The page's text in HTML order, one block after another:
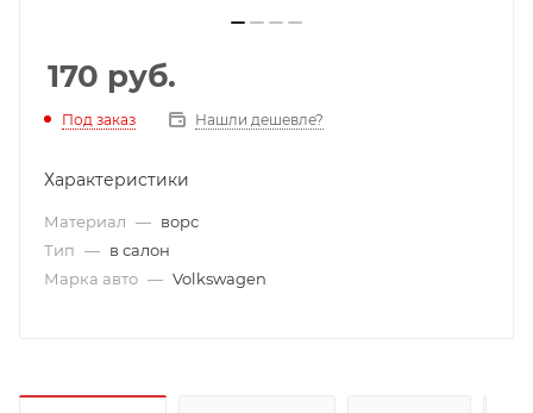
170 руб.
Под заказ Нашли дешевле?
Характеристики
Материал — ворс
Тип — в салон
Марка авто — Volkswagen